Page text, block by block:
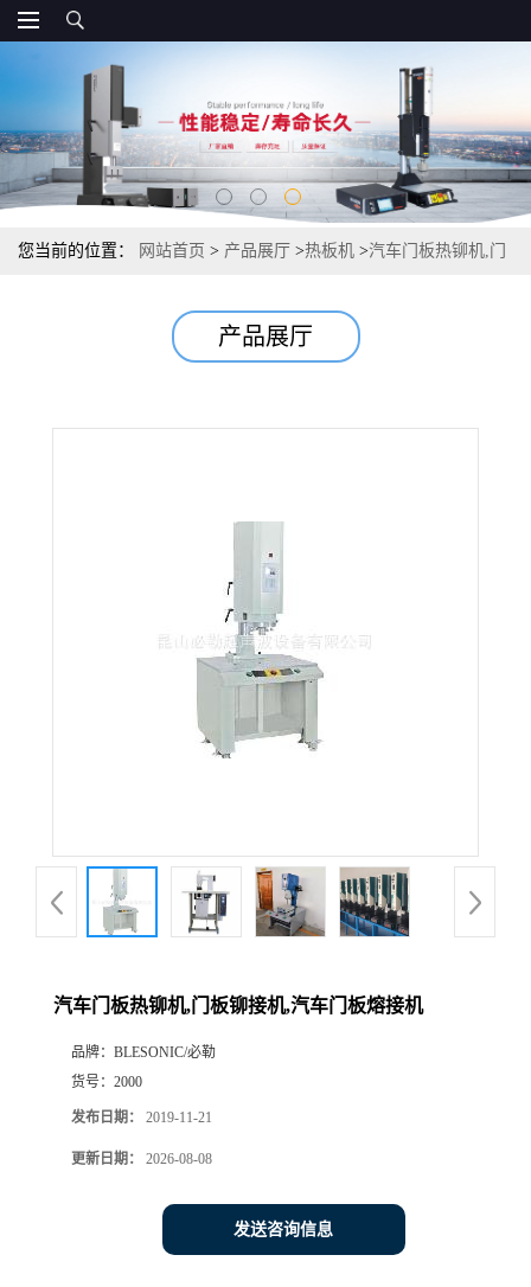
您当前的位置： 网站首页 > 产品展厅 >热板机 >汽车门板热铆机,门
产品展厅
汽车门板热铆机,门板铆接机,汽车门板熔接机
品牌： BLESONIC/必勒
货号： 2000
发布日期： 2019-11-21
更新日期： 2026-08-08
发送咨询信息